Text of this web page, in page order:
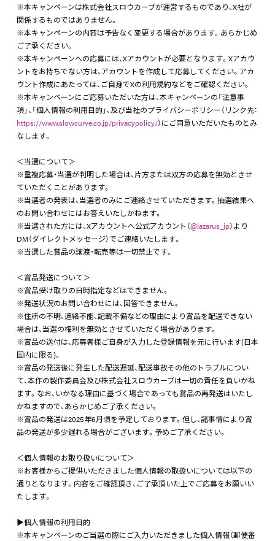
※本キャンペーンは株式会社スロウカーブが運営するものであり、X社が
関係するものではありません。
※本キャンペーンの内容は予告なく変更する場合があります。あらかじめ
ご了承ください。
※本キャンペーンへの応募には、Xアカウントが必要となります。Xアカウ
ントをお持ちでない方は、アカウントを作成して応募してください。アカ
ウント作成にあたっては、ご自身でXの利用規約などをご確認ください。
※本キャンペーンにご応募いただいた方は、本キャンペーンの「注意事
項」、「個人情報の利用目的」、及び当社のプライバシーポリシー（リンク先：
https://www.slowcurve.co.jp/privacypolicy/）にご同意いただいたものとみ
なします。
＜当選について＞
※重複応募・当選が判明した場合は、片方または双方の応募を無効とさせ
ていただくことがあります。
※当選者の発表は、当選者のみにご連絡させていただきます。抽選結果へ
のお問い合わせにはお答えいたしかねます。
※当選された方には、Xアカウントへ公式アカウント（@lazarus_jp）より
DM（ダイレクトメッセージ）でご連絡いたします。
※当選した賞品の譲渡・転売等は一切禁止です。
＜賞品発送について＞
※賞品受け取りの日時指定などはできません。
※発送状況のお問い合わせには、回答できません。
※住所の不明、連絡不能、記載不備などの理由により賞品を配送できない
場合は、当選の権利を無効とさせていただく場合があります。
※賞品の送付は、応募者様ご自身が入力した登録情報を元に行います(日本
国内に限る)。
※賞品の発送後に発生した配送遅延、配送事故その他のトラブルについ
て、本作の製作委員会及び株式会社スロウカーブは一切の責任を負いかね
ます。なお、いかなる理由に基づく場合であっても賞品の再発送はいたし
かねますので、あらかじめご了承ください。
※賞品の発送は2025年6月頃を予定しております。但し、諸事情により賞
品の発送が多少遅れる場合がございます。予めご了承ください。
＜個人情報のお取り扱いについて＞
※お客様からご提供いただきました個人情報の取扱いについては以下の
通りとなります。内容をご確認頂き、ご了承頂いた上でご応募をお願いい
たします。
▶個人情報の利用目的
※本キャンペーンのご当選の際にご入力いただきました個人情報（郵便番